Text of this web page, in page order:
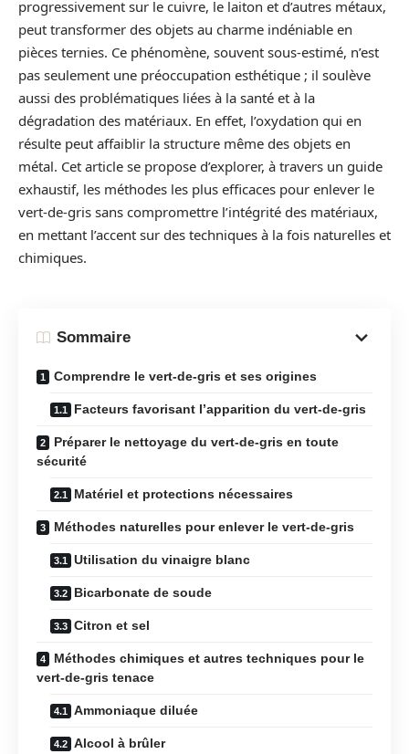
progressivement sur le cuivre, le laiton et d’autres métaux,
peut transformer des objets au charme indéniable en
pièces ternies. Ce phénomène, souvent sous-estimé, n’est
pas seulement une préoccupation esthétique ; il soulève
aussi des problématiques liées à la santé et à la
dégradation des matériaux. En effet, l’oxydation qui en
résulte peut affaiblir la structure même des objets en
métal. Cet article se propose d’explorer, à travers un guide
exhaustif, les méthodes les plus efficaces pour enlever le
vert-de-gris sans compromettre l’intégrité des matériaux,
en mettant l’accent sur des techniques à la fois naturelles et
chimiques.
Sommaire
Comprendre le vert-de-gris et ses origines
Facteurs favorisant l’apparition du vert-de-gris
Préparer le nettoyage du vert-de-gris en toute
sécurité
Matériel et protections nécessaires
Méthodes naturelles pour enlever le vert-de-gris
Utilisation du vinaigre blanc
Bicarbonate de soude
Citron et sel
Méthodes chimiques et autres techniques pour le
vert-de-gris tenace
Ammoniaque diluée
Alcool à brûler